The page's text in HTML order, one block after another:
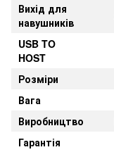
Вихід для
навушників
USB TO
HOST
Розміри
Вага
Виробництво
Гарантія